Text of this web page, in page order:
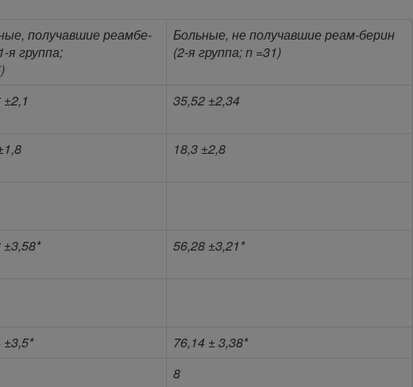
получавшие реамбе-
я группа;
Больные, не получавшие реам-берин
(2-я группа;n =31)
35,52 ±2,34
18,3 ±2,8
±3,58* 56,28 ±3,21*
±3,5*
76,14 ± 3,38*
8